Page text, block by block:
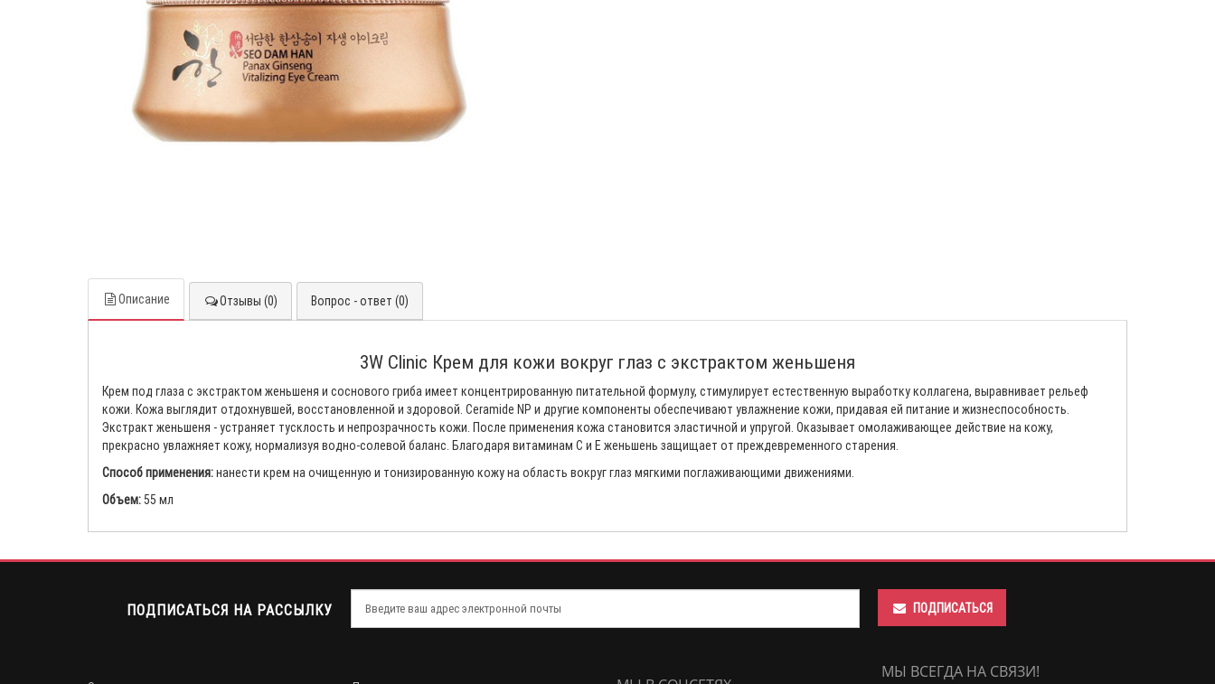
Описание Отзывы (0) Вопрос - ответ (0)
3W Clinic Крем для кожи вокруг глаз с экстрактом женьшеня
Крем под глаза с экстрактом женьшеня и соснового гриба имеет концентрированную питательной формулу, стимулирует естественную выработку коллагена, выравнивает рельеф
кожи. Кожа выглядит отдохнувшей, восстановленной и здоровой. Ceramide NP и другие компоненты обеспечивают увлажнение кожи, придавая ей питание и жизнеспособность.
Экстракт женьшеня - устраняет тусклость и непрозрачность кожи. После применения кожа становится эластичной и упругой. Оказывает омолаживающее действие на кожу,
прекрасно увлажняет кожу, нормализуя водно-солевой баланс. Благодаря витаминам С и Е женьшень защищает от преждевременного старения.
Способ применения:нанести крем на очищенную и тонизированную кожу на область вокруг глаз мягкими поглаживающими движениями.
Объем:55 мл
ПОДПИСАТЬСЯ НА РАССЫЛКУ ПОДПИСАТЬСЯ
МЫ ВСЕГДА НА СВЯЗИ!